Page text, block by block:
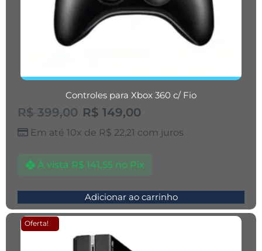
Controles para Xbox 360 c/ Fio
R$ 399,00 R$ 149,00
Em até 10x de R$ 22,21 com juros
À vista R$ 141,55 no Pix
Adicionar ao carrinho
Oferta!